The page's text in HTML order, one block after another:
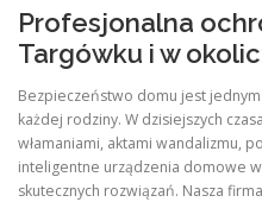
Profesjonalna
Targówku i w
Bezpieczeństwo domu jest
każdej rodziny. W dzisiejszych
włamaniami, aktami wandalizmu,
inteligentne urządzenia domowe
skutecznych rozwiązań. Nasza